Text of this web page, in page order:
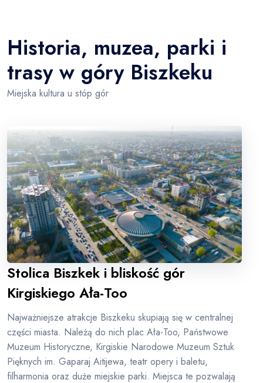
Historia, muzea, parki i
trasy w góry Biszkeku
Miejska kultura u stóp gór
Stolica Biszkek i bliskość gór
Kirgiskiego Ała-Too
Najważniejsze atrakcje Biszkeku skupiają się w centralnej
części miasta. Należą do nich plac Ała-Too, Państwowe
Muzeum Historyczne, Kirgiskie Narodowe Muzeum Sztuk
Pięknych im. Gaparaj Aitijewa, teatr opery i baletu,
filharmonia oraz duże miejskie parki. Miejsca te pozwalają